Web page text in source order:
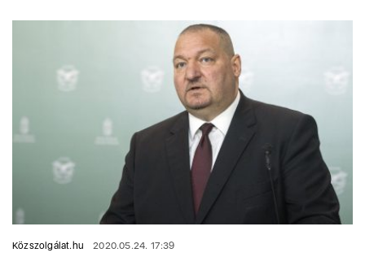
Közszolgálat.hu 2020.05.24. 17:39